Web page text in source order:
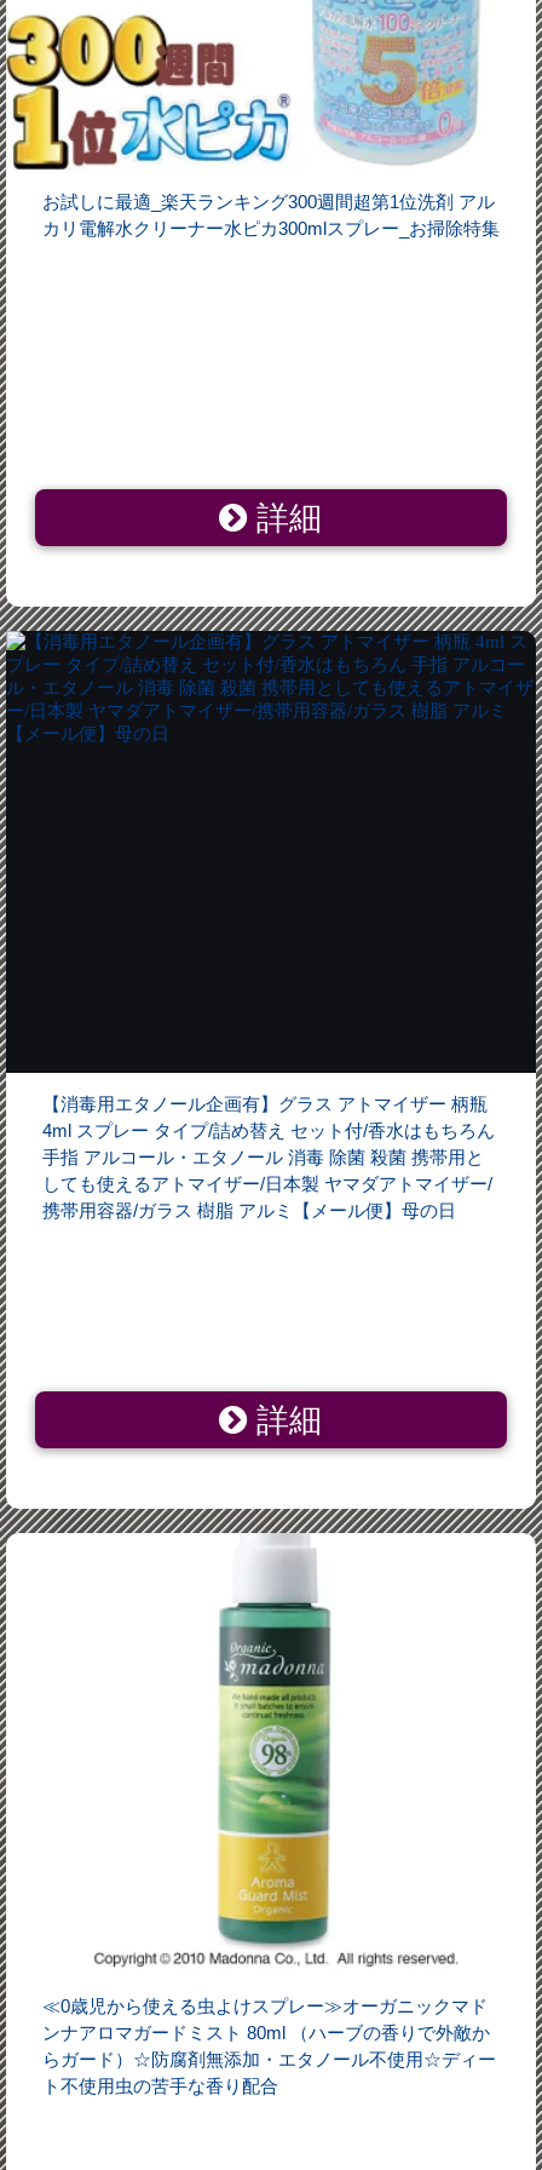
お試しに最適_楽天ランキング300週間超第1位洗剤 アル
カリ電解水クリーナー水ピカ300mlスプレー_お掃除特集
詳細
【消毒用エタノール企画有】グラス アトマイザー 柄瓶
4ml スプレー タイプ/詰め替え セット付/香水はもちろん
手指 アルコール・エタノール 消毒 除菌 殺菌 携帯用と
しても使えるアトマイザー/日本製 ヤマダアトマイザー/
携帯用容器/ガラス 樹脂 アルミ【メール便】母の日
詳細
≪0歳児から使える虫よけスプレー≫オーガニックマド
ンナアロマガードミスト 80ml （ハーブの香りで外敵か
らガード）☆防腐剤無添加・エタノール不使用☆ディー
ト不使用虫の苦手な香り配合